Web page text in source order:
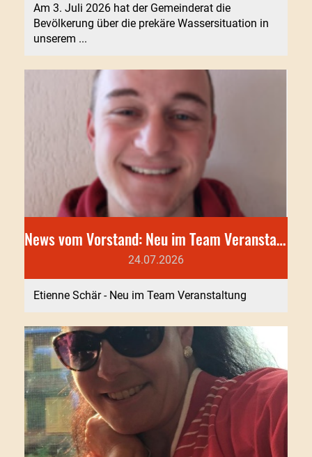
Am 3. Juli 2026 hat der Gemeinderat die
Bevölkerung über die prekäre Wassersituation in
unserem ...
News vom Vorstand: Neu im Team Veranstaltung
24.07.2026
Etienne Schär - Neu im Team Veranstaltung